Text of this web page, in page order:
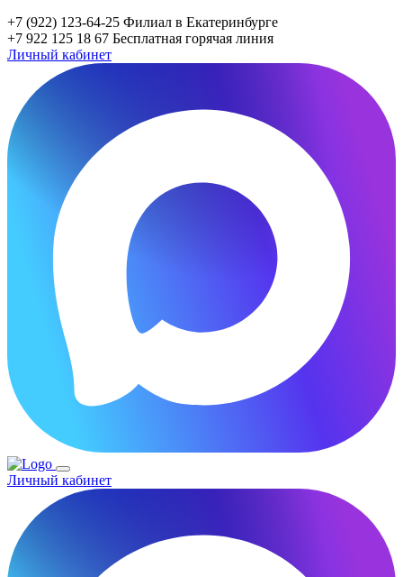
+7 (922) 123-64-25 Филиал в Екатеринбурге
+7 922 125 18 67 Бесплатная горячая линия
Личный кабинет
Личный кабинет